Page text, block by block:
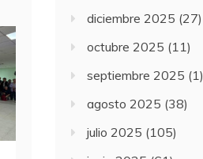
diciembre 2025 (27)
octubre 2025 (11)
septiembre 2025 (1)
agosto 2025 (38)
julio 2025 (105)